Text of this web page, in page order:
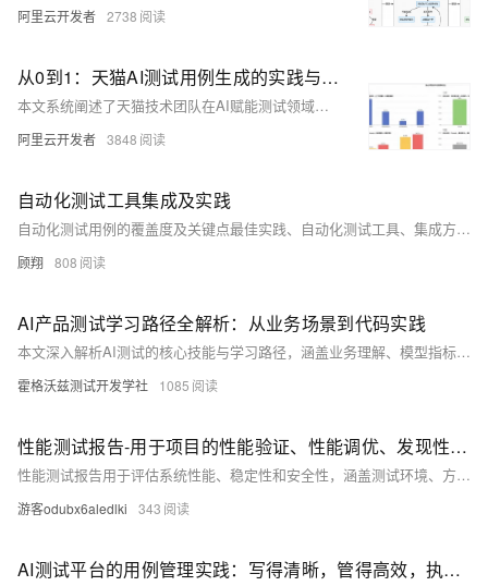
阿里云开发者 2738
从0到1：天猫AI测试用例生成的实践与突破
本文系统阐述了天猫技术团队在AI赋能测试领域的深度实践与探索，讲述了智能测试用例生成的落地路径。
阿里云开发者 3848
自动化测试工具集成及实践
自动化测试用例的覆盖度及关键点最佳实践、自动化测试工具、集成方法、自动化脚本编写等（兼容多语言（Java、Python、Go、C++、C#等）、多框架（Spring、React、Vue等））
顾翔 808
AI产品测试学习路径全解析：从业务场景到代码实践
本文深入解析AI测试的核心技能与学习路径，涵盖业务理解、模型指标计算与性能测试三大阶段，助力掌握分类、推荐系统、计算机视觉等多场景测试方法，提升AI产品质量保障能力。
霍格沃兹测试开发学社 1085
性能测试报告-用于项目的性能验证、性能调优、发现性能缺陷等应用场景
性能测试报告用于评估系统性能、稳定性和安全性，涵盖测试环境、方法、指标分析及缺陷优化建议，是保障软件质量与用户体验的关键文档。
游客odubx6aledlki 343
AI测试平台的用例管理实践：写得清晰，管得高效，执行更智能